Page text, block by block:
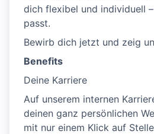
dich flexibel und individuell
passt.
Bewirb dich jetzt und zeig
Benefits
Deine Karriere
Auf unserem internen
deinen ganz persönlichen
mit nur einem Klick auf